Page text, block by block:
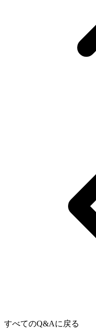
すべてのQ&Aに戻る